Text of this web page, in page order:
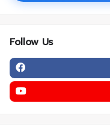
Follow Us